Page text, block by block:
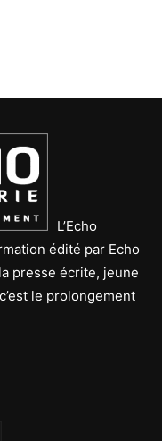
L’Echo
édité par Echo
presse écrite, jeune
le prolongement